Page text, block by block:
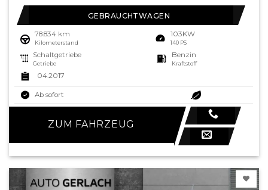
GEBRAUCHTWAGEN
78.834 km
Kilometerstand
103KW
140 PS
Schaltgetriebe
Getriebe
Benzin
Kraftstoff
04.2017
Ab sofort
ZUM FAHRZEUG